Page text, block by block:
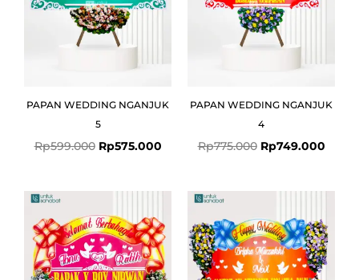
PAPAN WEDDING NGANJUK
5
Rp599.000 Rp575.000
PAPAN WEDDING NGANJUK
4
Rp775.000 Rp749.000
price
was:
Rp1.025.000.
Current
is:
Rp999.000.